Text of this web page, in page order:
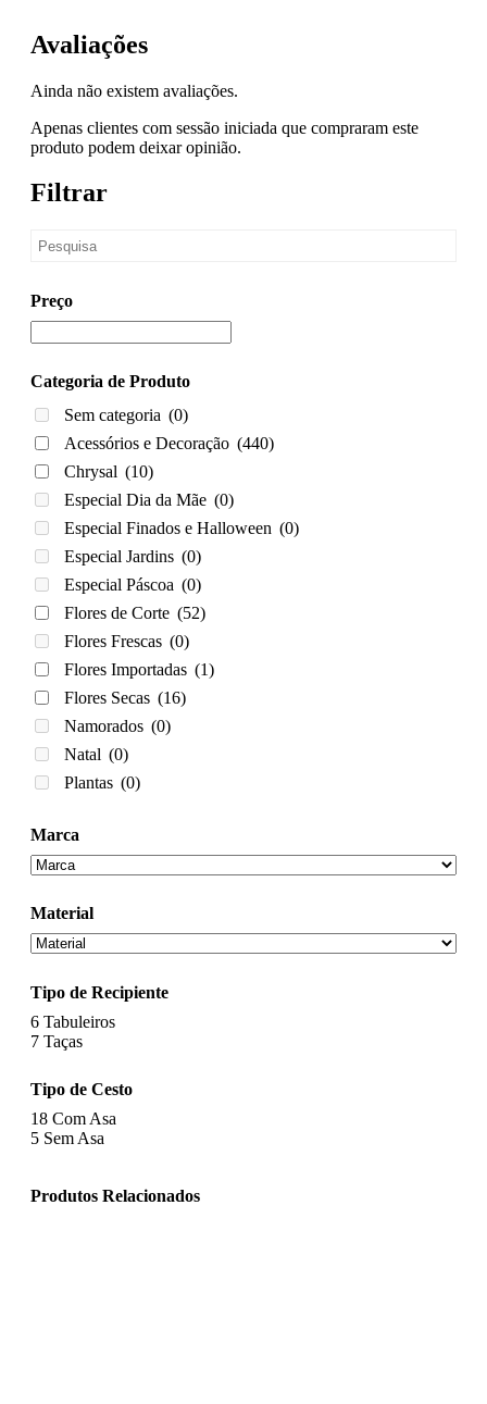
Avaliações
Ainda não existem avaliações.
Apenas clientes com sessão iniciada que compraram este
produto podem deixar opinião.
Filtrar
Preço
Categoria de Produto
Sem categoria (0)
Acessórios e Decoração (440)
Chrysal (10)
Especial Dia da Mãe (0)
Especial Finados e Halloween (0)
Especial Jardins (0)
Especial Páscoa (0)
Flores de Corte (52)
Flores Frescas (0)
Flores Importadas (1)
Flores Secas (16)
Namorados (0)
Natal (0)
Plantas (0)
Marca
Material
Tipo de Recipiente
6 Tabuleiros
7 Taças
Tipo de Cesto
18 Com Asa
5 Sem Asa
Produtos Relacionados